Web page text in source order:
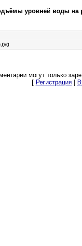
уровней воды на
/0
могут только
[ Регистрация|